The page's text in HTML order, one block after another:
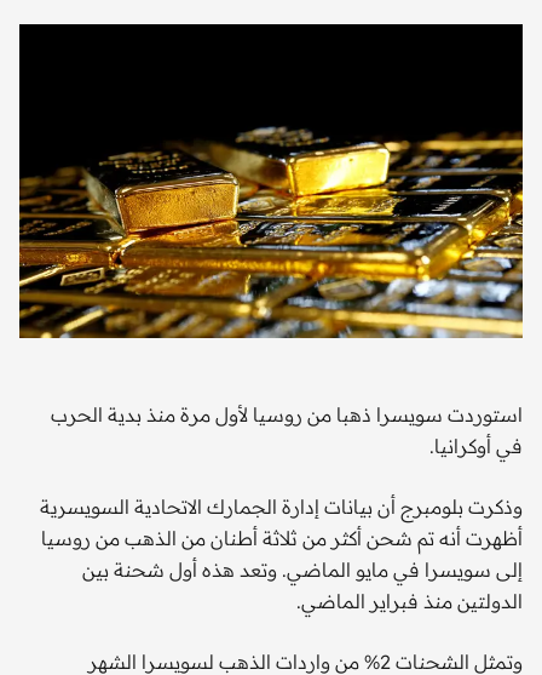
استوردت سويسرا ذهبا من روسيا لأول مرة منذ بدية الحرب
في أوكرانيا.
وذكرت بلومبرج أن بيانات إدارة الجمارك الاتحادية السويسرية
أظهرت أنه تم شحن أكثر من ثلاثة أطنان من الذهب من روسيا
إلى سويسرا في مايو الماضي. وتعد هذه أول شحنة بين
الدولتين منذ فبراير الماضي.
وتمثل الشحنات 2% من واردات الذهب لسويسرا الشهر